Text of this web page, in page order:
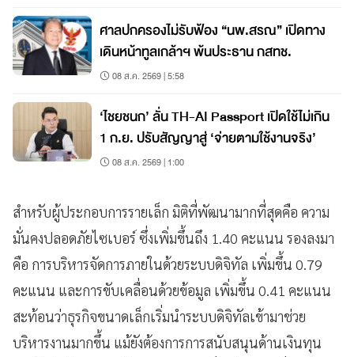
ศาลปกครองไม่รับฟ้อง “นพ.สรณ” เปิดทาง
เดินหน้าทูลเกล้าฯ พ้นประธาน กสทช.
08 ส.ค. 2569 | 5:58
‘ไชยชนก’ ลั่น TH-AI Passport เปิดใช้ไม่เกิน
1 ก.ย. ปรับสัญญาสู่ ‘จ่ายตามใช้งานจริง’
08 ส.ค. 2569 | 1:00
สำหรับผู้ประกอบการรายเล็ก มิติที่พัฒนามากที่สุดคือ ความ
มั่นคงปลอดภัยไซเบอร์ ซึ่งเพิ่มขึ้นถึง 1.40 คะแนน รองลงมา
คือ การบริหารจัดการภายในด้วยระบบดิจิทัล เพิ่มขึ้น 0.79
คะแนน และการขับเคลื่อนด้วยข้อมูล เพิ่มขึ้น 0.41 คะแนน
สะท้อนว่าธุรกิจขนาดเล็กเริ่มนำระบบดิจิทัลเข้ามาช่วย
บริหารงานมากขึ้น แม้ยังต้องการการสนับสนุนด้านเงินทุน